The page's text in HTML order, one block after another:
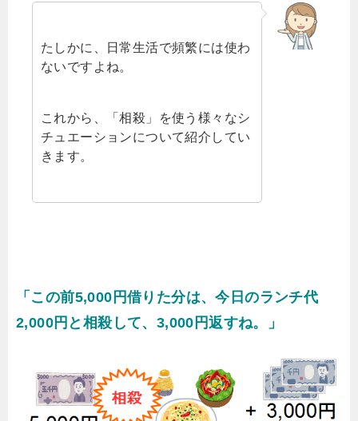
たしかに、日常生活で頻繁には使わ
ないですよね。
これから、「相殺」を使う様々なシ
チュエーションについて紹介してい
きます。
「この前5,000円借りた分は、今日のランチ代
2,000円と相殺して、3,000円返すね。」